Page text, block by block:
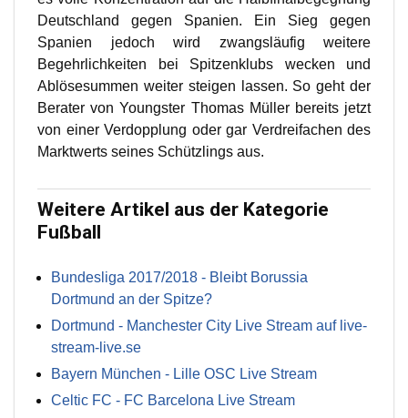
Deutschland gegen Spanien. Ein Sieg gegen
Spanien jedoch wird zwangsläufig weitere
Begehrlichkeiten bei Spitzenklubs wecken und
Ablösesummen weiter steigen lassen. So geht der
Berater von Youngster Thomas Müller bereits jetzt
von einer Verdopplung oder gar Verdreifachen des
Marktwerts seines Schützlings aus.
Weitere Artikel aus der Kategorie
Fußball
Bundesliga 2017/2018 - Bleibt Borussia
Dortmund an der Spitze?
Dortmund - Manchester City Live Stream auf live-
stream-live.se
Bayern München - Lille OSC Live Stream
Celtic FC - FC Barcelona Live Stream